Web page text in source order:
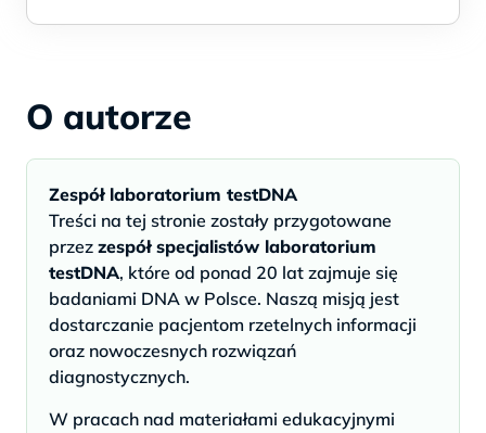
O autorze
Zespół laboratorium testDNA
Treści na tej stronie zostały przygotowane
przez zespół specjalistów laboratorium
testDNA, które od ponad 20 lat zajmuje się
badaniami DNA w Polsce. Naszą misją jest
dostarczanie pacjentom rzetelnych informacji
oraz nowoczesnych rozwiązań
diagnostycznych.
W pracach nad materiałami edukacyjnymi